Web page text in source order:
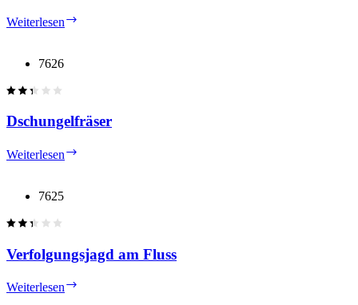
Weiterlesen
7626
Dschungelfräser
Weiterlesen
7625
Verfolgungsjagd am Fluss
Weiterlesen